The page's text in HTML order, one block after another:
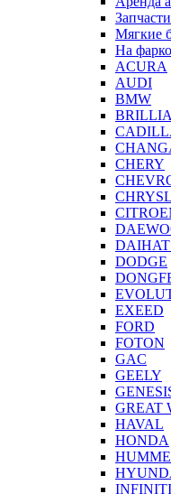
Мягкие
На
ACURA
AUDI
BMW
CHERY
DODGE
EXEED
FORD
FOTON
GAC
GEELY
GREAT
HAVAL
HONDA
INFINITI